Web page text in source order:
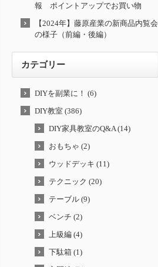
報 ポイントアップでお買い物
【2024年】藤原産業の新商品内覧会
の様子（前編・後編）
カテゴリー
DIYを副業に！ (6)
DIY教室 (386)
DIY家具教室のQ&A (14)
おもちゃ (2)
ウッドデッキ (11)
テクニック (20)
テーブル (9)
ベンチ (2)
上級編 (4)
下駄箱 (1)